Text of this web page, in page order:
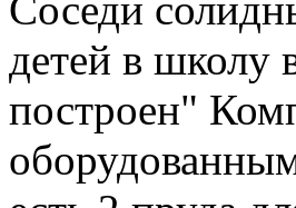
Соседи
детей в школу
построен"